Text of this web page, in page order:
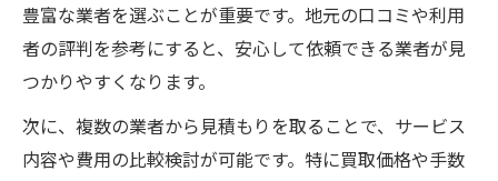
豊富な業者を選ぶことが重要です。地元の口コミや利用
者の評判を参考にすると、安心して依頼できる業者が見
つかりやすくなります。
次に、複数の業者から見積もりを取ることで、サービス
内容や費用の比較検討が可能です。特に買取価格や手数